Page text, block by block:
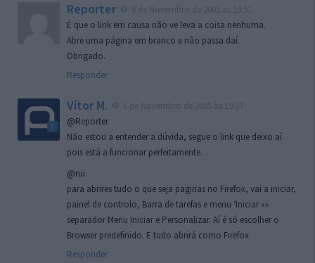
Reporter
É que o link em causa não ve leva a coisa nenhuma.
Abre uma página em branco e não passa daí.
Obrigado.
Responder
Vítor M.
@Reporter
Não estou a entender a dúvida, segue o link que deixo aí
pois está a funcionar perfeitamente.
@rui
para abrires tudo o que seja paginas no Firefox, vai a iniciar,
painel de controlo, Barra de tarefas e menu ‘Iniciar »»
separador Menu Iniciar e Personalizar. Aí é só escolher o
Browser predefinido. E tudo abrirá como Firefox.
Responder